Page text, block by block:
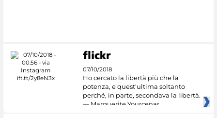
07/10/2018
Ho cercato la libertà più che la
potenza, e quest'ultima soltanto
perché, in parte, secondava la libertà.
— Marguerite Yourcenar